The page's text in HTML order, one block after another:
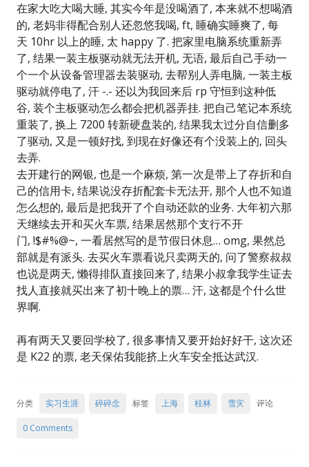
在家大吃大喝大睡, 其实今年是没喝酒了, 本来就不想喝酒
的, 老妈非得配合别人还忽悠我喝, ft, 睡确实睡爽了, 每
天 10hr 以上的睡, 太 happy 了. 把家里电脑系统重新弄
了, 结果一装主板驱动就无法开机, 无语, 最后自己手动一
个一个从设备管理器去装驱动, 去帮别人弄电脑, 一装主板
驱动就停电了, 汗 -.- 还以为我回来后 rp 守恒到这种低
谷, 装个主板驱动怎么都会把机器弄挂. 把自己笔记本系统
重装了, 换上 7200 转新硬盘装的, 结果我太过分自信删多
了驱动, 又是一顿好找, 到现在好像还有个没装上的, 回头
去弄.
去开建行的网银, 也是一个麻烦, 第一次是带上了存折和自
己的信用卡, 结果说没存折配套卡无法开, 那个人也不知道
怎么想的, 最后是把我开了个自动还款的业务. 大年初六那
天继续去开和买火车票, 结果居然那个支行不开
门, !$#%@~, 一看居然写的是节假日休息… omg, 果然总
部就是有派头. 去买火车票看说只卖两天的, 问了警察叔叔
也说是两天, 懒得排队直接回来了, 结果小叔拿我学生证去
找人直接就买出来了初十晚上的票… 汗, 这都是个什么世
界啊.
再有两天又要回学校了, 很多事情又要开始好好干, 这次还
是 K22 的票, 老天保佑我能挤上火车安全抵达武汉.
分类 实习生涯 碎碎念 标签 上海 桂林 雪灾 评论
0 Comments